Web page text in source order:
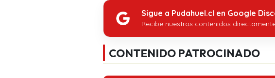
Sigue a Pudahuel.cl en Google
Recibe nuestros contenidos
CONTENIDO PATROCINADO